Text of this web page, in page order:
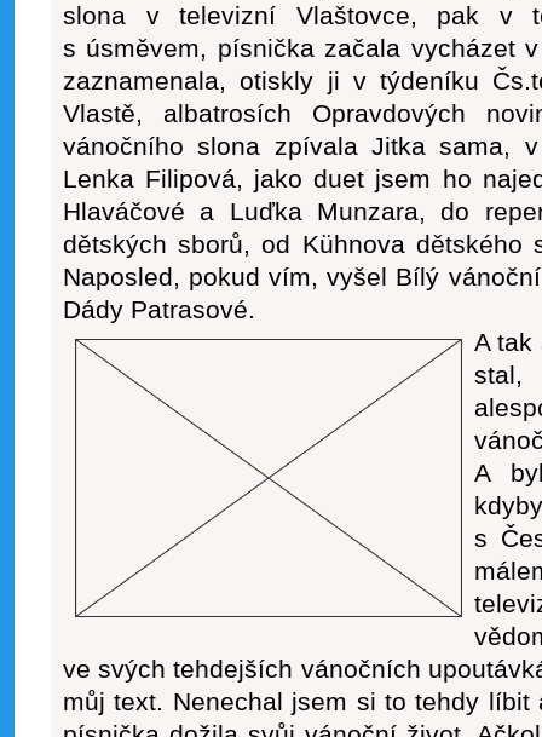
slona v televizní Vlaštovce, pak v
s úsměvem, písnička začala vycházet
zaznamenala, otiskly ji v týdeníku
Vlastě, albatrosích Opravdových
vánočního slona zpívala Jitka sama,
Lenka Filipová, jako duet jsem ho
Hlaváčové a Luďka Munzara, do
dětských sborů, od Kühnova dětského
Naposled, pokud vím, vyšel Bílý
Dády Patrasové.
A tak
stal,
A
s
ve svých tehdejších vánočních
můj text. Nenechal jsem si to tehdy